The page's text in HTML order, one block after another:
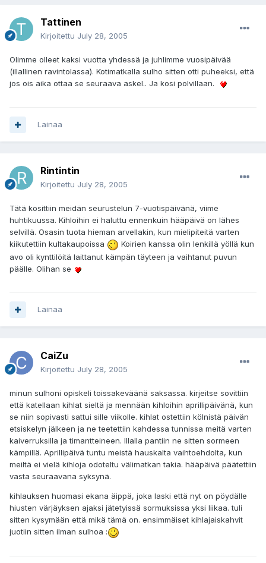
Tattinen
Kirjoitettu July 28, 2005
Olimme olleet kaksi vuotta yhdessä ja juhlimme vuosipäivää
(illallinen ravintolassa). Kotimatkalla sulho sitten otti puheeksi, että
jos ois aika ottaa se seuraava askel.. Ja kosi polvillaan.
Lainaa
Rintintin
Kirjoitettu July 28, 2005
Tätä kosittiin meidän seurustelun 7-vuotispäivänä, viime
huhtikuussa. Kihloihin ei haluttu ennenkuin hääpäivä on lähes
selvillä. Osasin tuota hieman arvellakin, kun mielipiteitä varten
kiikutettiin kultakaupoissa
Koirien kanssa olin lenkillä yöllä kun
avo oli kynttilöitä laittanut kämpän täyteen ja vaihtanut puvun
päälle. Olihan se
Lainaa
CaiZu
Kirjoitettu July 28, 2005
minun sulhoni opiskeli toissakeväänä saksassa. kirjeitse sovittiin
että katellaan kihlat sieltä ja mennään kihloihin aprillipäivänä, kun
se niin sopivasti sattui sille viikolle. kihlat ostettiin kölnistä päivän
etsiskelyn jälkeen ja ne teetettiin kahdessa tunnissa meitä varten
kaiverruksilla ja timantteineen. Illalla pantiin ne sitten sormeen
kämpillä. Aprillipäivä tuntu meistä hauskalta vaihtoehdolta, kun
meiltä ei vielä kihloja odoteltu välimatkan takia. hääpäivä päätettiin
vasta seuraavana syksynä.
kihlauksen huomasi ekana äippä, joka laski että nyt on pöydälle
hiusten värjäyksen ajaksi jätetyissä sormuksissa yksi liikaa. tuli
sitten kysymään että mikä tämä on. ensimmäiset kihlajaiskahvit
juotiin sitten ilman sulhoa :